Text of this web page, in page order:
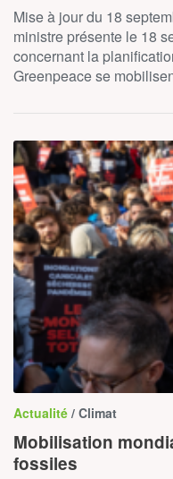
Mise à jour du 18
ministre présente le 18
concernant la
Greenpeace se
Actualité / Climat
Mobilisation
fossiles